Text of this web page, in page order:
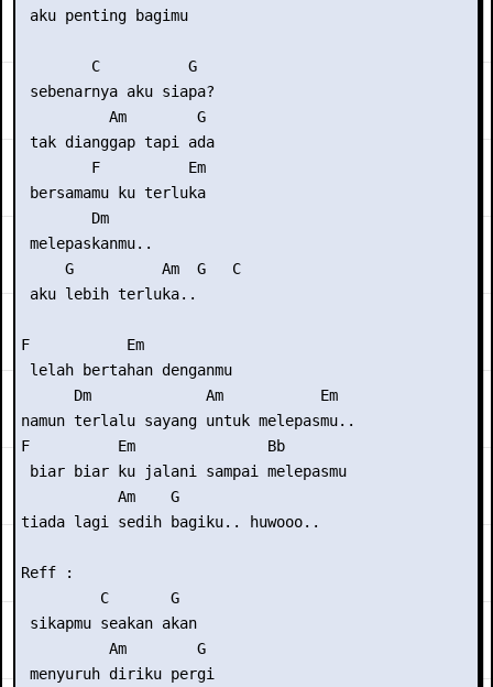
aku penting bagimu
        C          G
sebenarnya aku siapa?
          Am        G
tak dianggap tapi ada
        F          Em
bersamamu ku terluka
        Dm
melepaskanmu..
     G          Am  G   C
aku lebih terluka..
F           Em
lelah bertahan denganmu
      Dm             Am           Em
namun terlalu sayang untuk melepasmu..
F          Em               Bb
biar biar ku jalani sampai melepasmu
           Am    G
tiada lagi sedih bagiku.. huwooo..
Reff :
         C       G
sikapmu seakan akan
          Am        G
menyuruh diriku pergi